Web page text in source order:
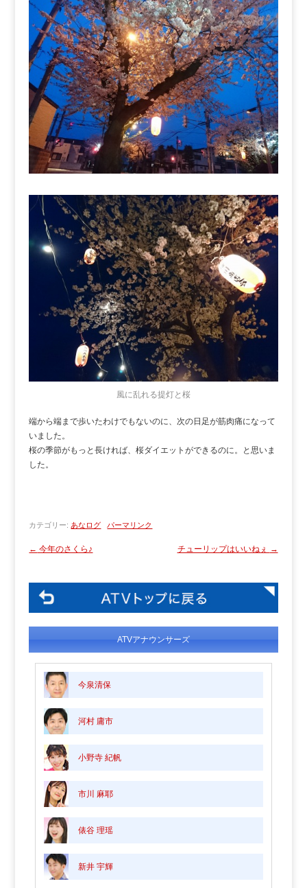
風に乱れる提灯と桜
端から端まで歩いたわけでもないのに、次の日足が筋肉痛になって
いました。
桜の季節がもっと長ければ、桜ダイエットができるのに。と思いま
した。
カテゴリー:あなログ パーマリンク
← 今年のさくら♪ チューリップはいいねぇ →
ATVアナウンサーズ
今泉清保
河村 庸市
小野寺 紀帆
市川 麻耶
俵谷 理瑶
新井 宇輝